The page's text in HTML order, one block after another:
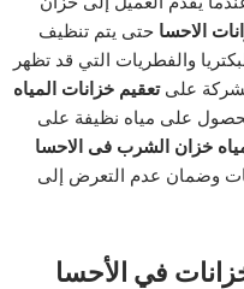
الاحسا حتى يتم تنظيف
والفطريات التي قد تظهر
علىتعقيم خزانات المياه
على مياه نظيفة على
خزان الشرب فى الاحسا
وضمان عدم التعرض إلى
في الأحسا